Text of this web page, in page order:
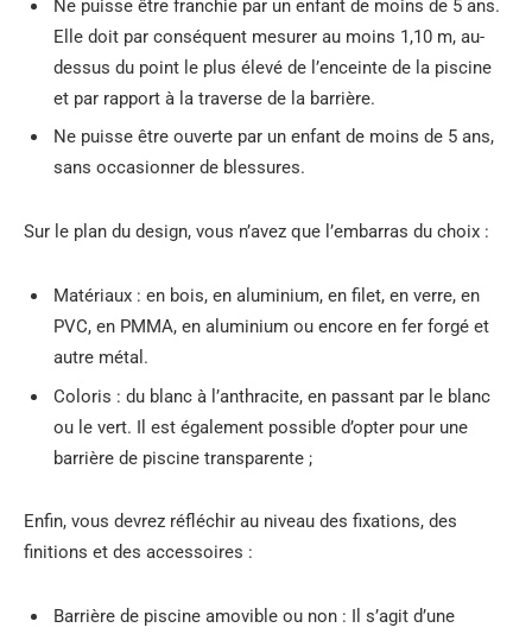
Ne puisse être franchie par un enfant de moins de 5 ans.
Elle doit par conséquent mesurer au moins 1,10 m, au-
dessus du point le plus élevé de l’enceinte de la piscine
et par rapport à la traverse de la barrière.
Ne puisse être ouverte par un enfant de moins de 5 ans,
sans occasionner de blessures.
Sur le plan du design, vous n’avez que l’embarras du choix :
Matériaux : en bois, en aluminium, en filet, en verre, en
PVC, en PMMA, en aluminium ou encore en fer forgé et
autre métal.
Coloris : du blanc à l’anthracite, en passant par le blanc
ou le vert. Il est également possible d’opter pour une
barrière de piscine transparente ;
Enfin, vous devrez réfléchir au niveau des fixations, des
finitions et des accessoires :
Barrière de piscine amovible ou non : Il s’agit d’une